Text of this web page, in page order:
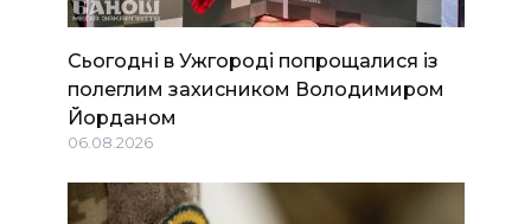
Сьогодні в Ужгороді попрощалися із
полеглим захисником Володимиром
Йорданом
06.08.2026